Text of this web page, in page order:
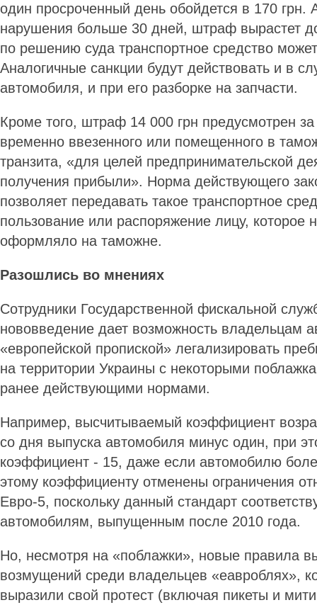
один просроченный день обойдется в 170 грн.
нарушения больше 30 дней, штраф вырастет
по решению суда транспортное средство
Аналогичные санкции будут действовать и в
автомобиля, и при его разборке на запчасти.
Кроме того, штраф 14 000 грн предусмотрен
временно ввезенного или помещенного в
транзита, «для целей предпринимательской
получения прибыли». Норма действующего
позволяет передавать такое транспортное
пользование или распоряжение лицу, которое
оформляло на таможне.
Разошлись во мнениях
Сотрудники Государственной фискальной
нововведение дает возможность владельцам
«европейской пропиской» легализировать
на территории Украины с некоторыми
ранее действующими нормами.
Например, высчитываемый коэффициент
со дня выпуска автомобиля минус один, при
коэффициент - 15, даже если автомобилю
этому коэффициенту отменены ограничения
Евро-5, поскольку данный стандарт
автомобилям, выпущенным после 2010 года.
Но, несмотря на «поблажки», новые правила
возмущений среди владельцев «еавроблях»,
выразили свой протест (включая пикеты и